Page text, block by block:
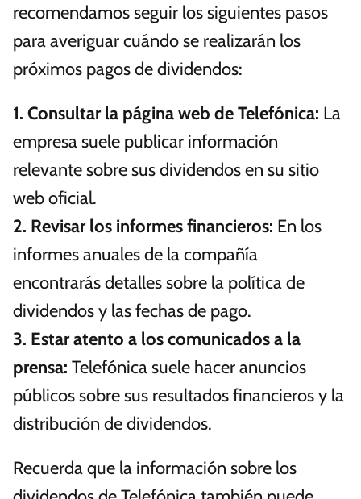
recomendamos seguir los siguientes pasos
para averiguar cuándo se realizarán los
próximos pagos de dividendos:
1. Consultar la página web de Telefónica: La
empresa suele publicar información
relevante sobre sus dividendos en su sitio
web oficial.
2. Revisar los informes financieros: En los
informes anuales de la compañía
encontrarás detalles sobre la política de
dividendos y las fechas de pago.
3. Estar atento a los comunicados a la
prensa: Telefónica suele hacer anuncios
públicos sobre sus resultados financieros y la
distribución de dividendos.
Recuerda que la información sobre los